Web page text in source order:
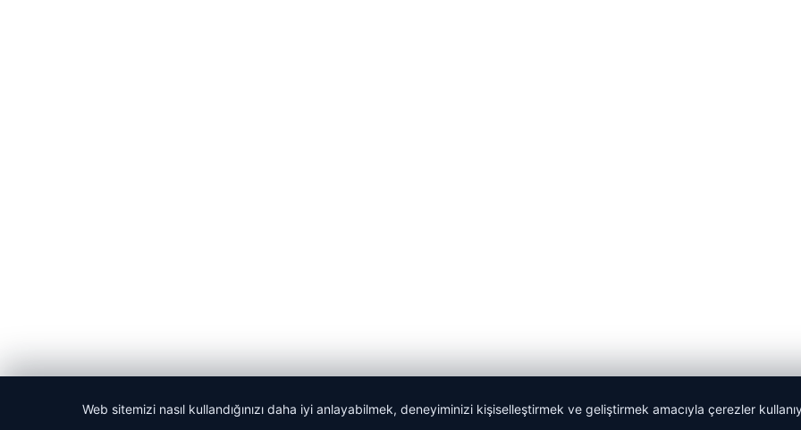
Web sitemizi nasıl kullandığınızı daha iyi anlayabilmek, deneyiminizi kişiselleştirmek ve geliştirmek amacıyla çerezler